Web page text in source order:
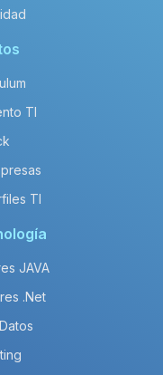
TI
TI
JAVA
.Net